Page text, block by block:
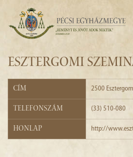
ESZTERGOMI
Cím 2500
Telefonszám (33) 510-080
Honlap http://